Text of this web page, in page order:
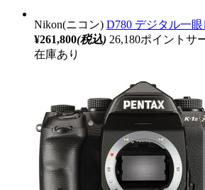
Nikon(ニコン) D780 デジタル一
¥261,800(税込) 26,180ポイントサ
在庫あり